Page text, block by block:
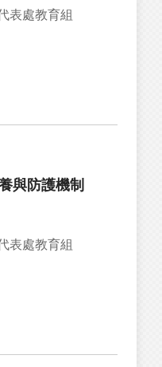
表處教育組
與防護機制
表處教育組